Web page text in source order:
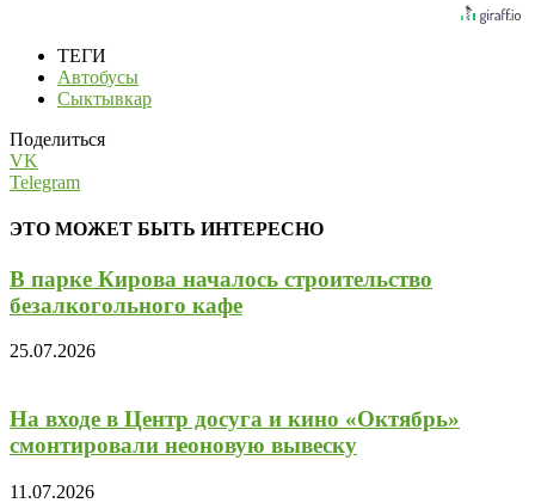
ТЕГИ
Автобусы
Сыктывкар
Поделиться
VK
Telegram
ЭТО МОЖЕТ БЫТЬ ИНТЕРЕСНО
В парке Кирова началось строительство
безалкогольного кафе
25.07.2026
На входе в Центр досуга и кино «Октябрь»
смонтировали неоновую вывеску
11.07.2026